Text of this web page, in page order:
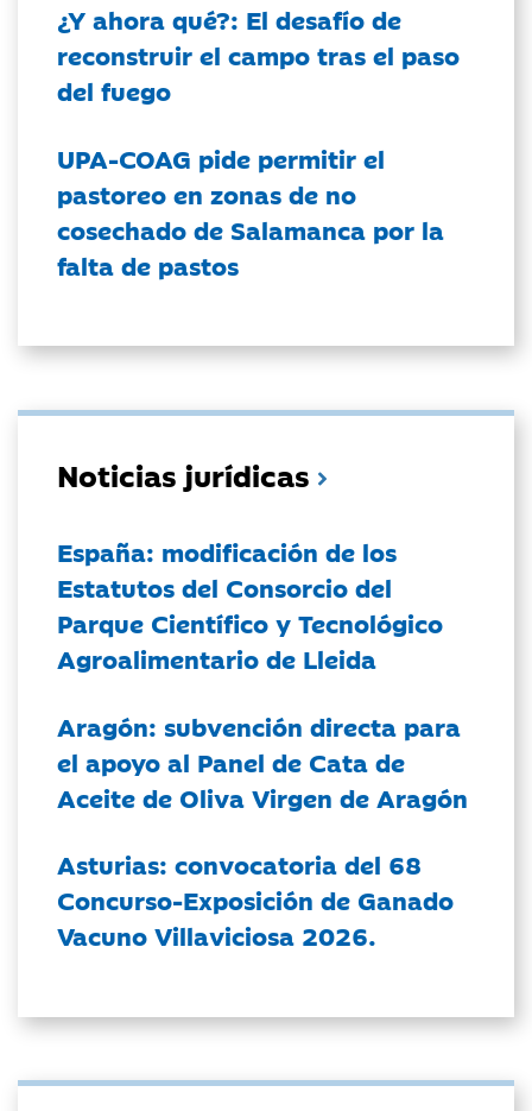
¿Y ahora qué?: El desafío de
reconstruir el campo tras el paso
del fuego
UPA-COAG pide permitir el
pastoreo en zonas de no
cosechado de Salamanca por la
falta de pastos
Noticias jurídicas
España: modificación de los
Estatutos del Consorcio del
Parque Científico y Tecnológico
Agroalimentario de Lleida
Aragón: subvención directa para
el apoyo al Panel de Cata de
Aceite de Oliva Virgen de Aragón
Asturias: convocatoria del 68
Concurso-Exposición de Ganado
Vacuno Villaviciosa 2026.